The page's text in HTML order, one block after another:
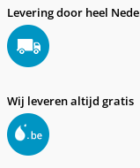
tegen
1
muur
aantal
Levering door heel
Wij leveren altijd gratis